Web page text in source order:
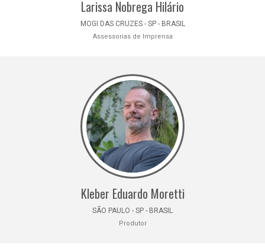
Larissa Nobrega Hilário
MOGI DAS CRUZES - SP - BRASIL
Assessorias de Imprensa
Kleber Eduardo Moretti
SÃO PAULO - SP - BRASIL
Produtor